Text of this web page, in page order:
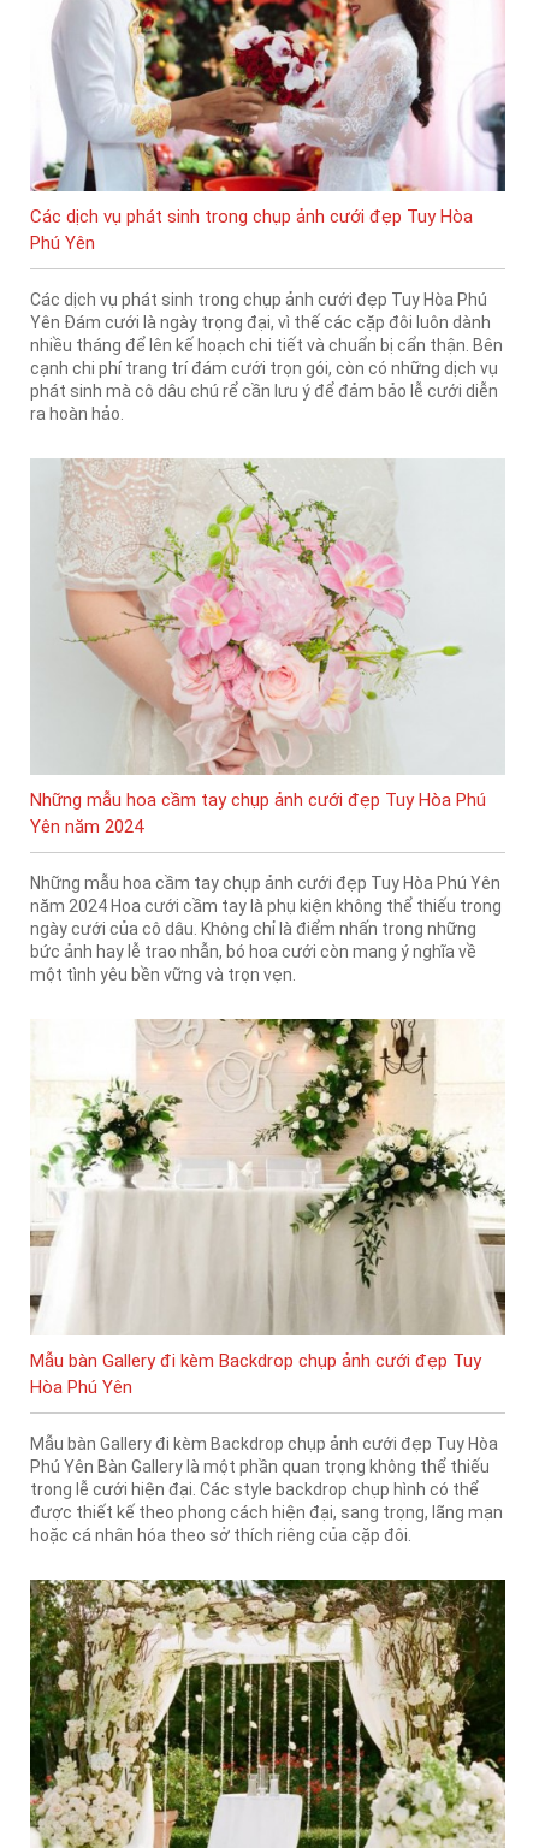
Các dịch vụ phát sinh trong chụp ảnh cưới đẹp Tuy Hòa
Phú Yên
Các dịch vụ phát sinh trong chụp ảnh cưới đẹp Tuy Hòa Phú
Yên Đám cưới là ngày trọng đại, vì thế các cặp đôi luôn dành
nhiều tháng để lên kế hoạch chi tiết và chuẩn bị cẩn thận. Bên
cạnh chi phí trang trí đám cưới trọn gói, còn có những dịch vụ
phát sinh mà cô dâu chú rể cần lưu ý để đảm bảo lễ cưới diễn
ra hoàn hảo.
Những mẫu hoa cầm tay chụp ảnh cưới đẹp Tuy Hòa Phú
Yên năm 2024
Những mẫu hoa cầm tay chụp ảnh cưới đẹp Tuy Hòa Phú Yên
năm 2024 Hoa cưới cầm tay là phụ kiện không thể thiếu trong
ngày cưới của cô dâu. Không chỉ là điểm nhấn trong những
bức ảnh hay lễ trao nhẫn, bó hoa cưới còn mang ý nghĩa về
một tình yêu bền vững và trọn vẹn.
Mẫu bàn Gallery đi kèm Backdrop chụp ảnh cưới đẹp Tuy
Hòa Phú Yên
Mẫu bàn Gallery đi kèm Backdrop chụp ảnh cưới đẹp Tuy Hòa
Phú Yên Bàn Gallery là một phần quan trọng không thể thiếu
trong lễ cưới hiện đại. Các style backdrop chụp hình có thể
được thiết kế theo phong cách hiện đại, sang trọng, lãng mạn
hoặc cá nhân hóa theo sở thích riêng của cặp đôi.